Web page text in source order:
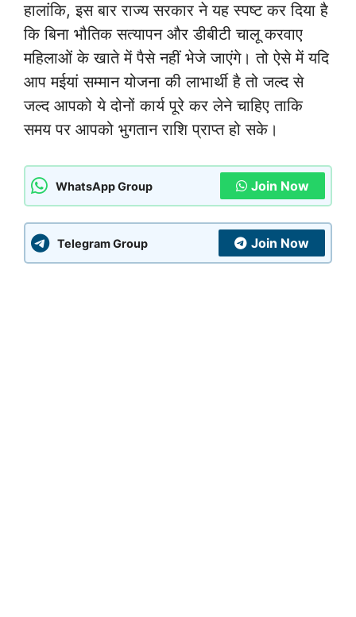
हालांकि, इस बार राज्य सरकार ने यह स्पष्ट कर दिया है
कि बिना भौतिक सत्यापन और डीबीटी चालू करवाए
महिलाओं के खाते में पैसे नहीं भेजे जाएंगे। तो ऐसे में यदि
आप मईयां सम्मान योजना की लाभार्थी है तो जल्द से
जल्द आपको ये दोनों कार्य पूरे कर लेने चाहिए ताकि
समय पर आपको भुगतान राशि प्राप्त हो सके।
WhatsApp Group Join Now
Telegram Group Join Now